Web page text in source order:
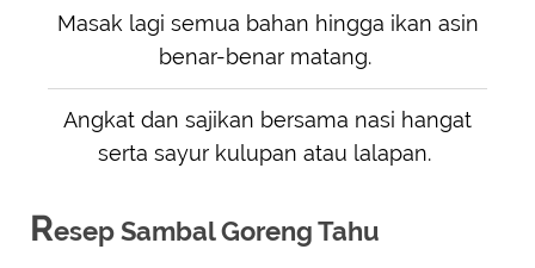
Masak lagi semua bahan hingga ikan asin
benar-benar matang.
Angkat dan sajikan bersama nasi hangat
serta sayur kulupan atau lalapan.
Resep Sambal Goreng Tahu